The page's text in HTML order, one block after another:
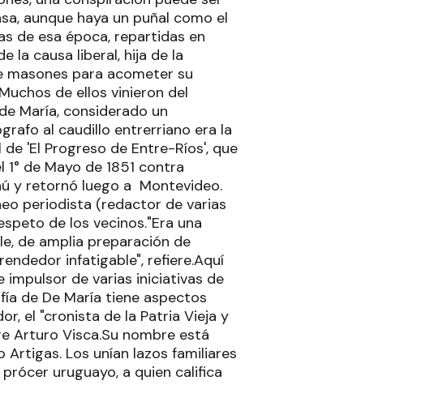
aunque haya un puñal como el
de esa época, repartidas en
la causa liberal, hija de la
masones para acometer su
de ellos vinieron del
María, considerado un
al caudillo entrerriano era la
'El Progreso de Entre-Ríos', que
de Mayo de 1851 contra
y retornó luego a Montevideo.
periodista (redactor de varias
de los vecinos."Era una
de amplia preparación de
infatigable", refiere.Aquí
impulsor de varias iniciativas de
de De María tiene aspectos
el "cronista de la Patria Vieja y
Arturo Visca.Su nombre está
Los unían lazos familiares
uruguayo, a quien califica